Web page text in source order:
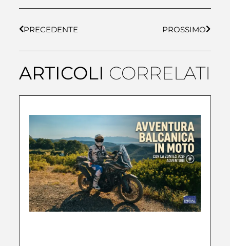
PRECEDENTE PROSSIMO
ARTICOLI CORRELATI